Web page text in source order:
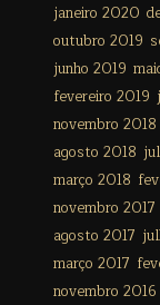
janeiro 2020
outubro 2019
junho 2019
fevereiro 2019
novembro 2018
agosto 2018
março 2018
novembro 2017
agosto 2017
março 2017
novembro 2016